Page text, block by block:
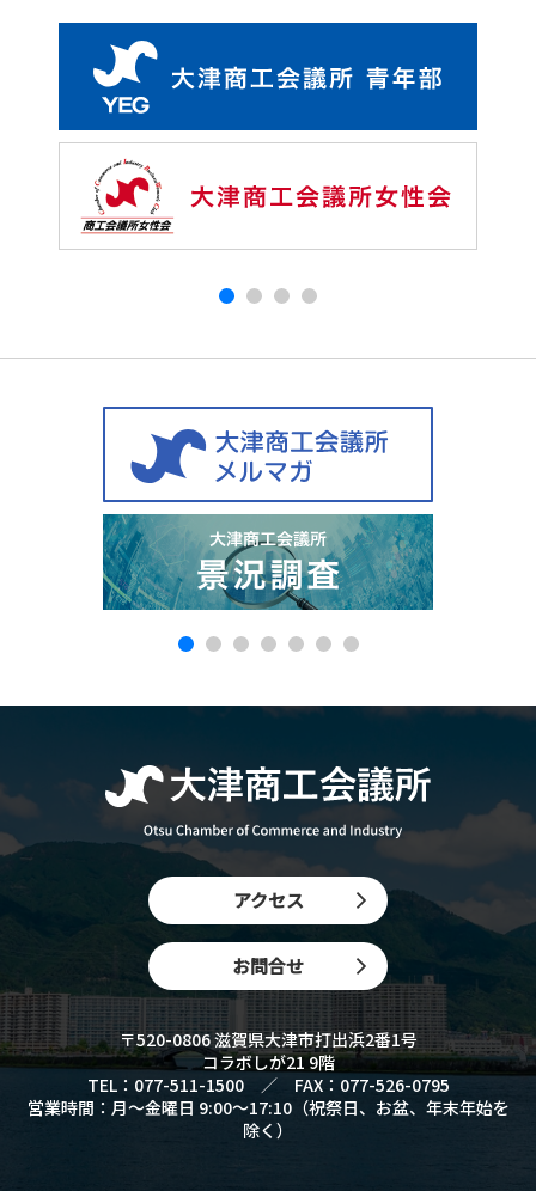
アクセス
お問合せ
〒520-0806 滋賀県大津市打出浜2番1号
コラボしが21 9階
TEL：077-511-1500 ／ FAX：077-526-0795
営業時間：月〜金曜日 9:00〜17:10（祝祭日、お盆、年末年始を
除く）